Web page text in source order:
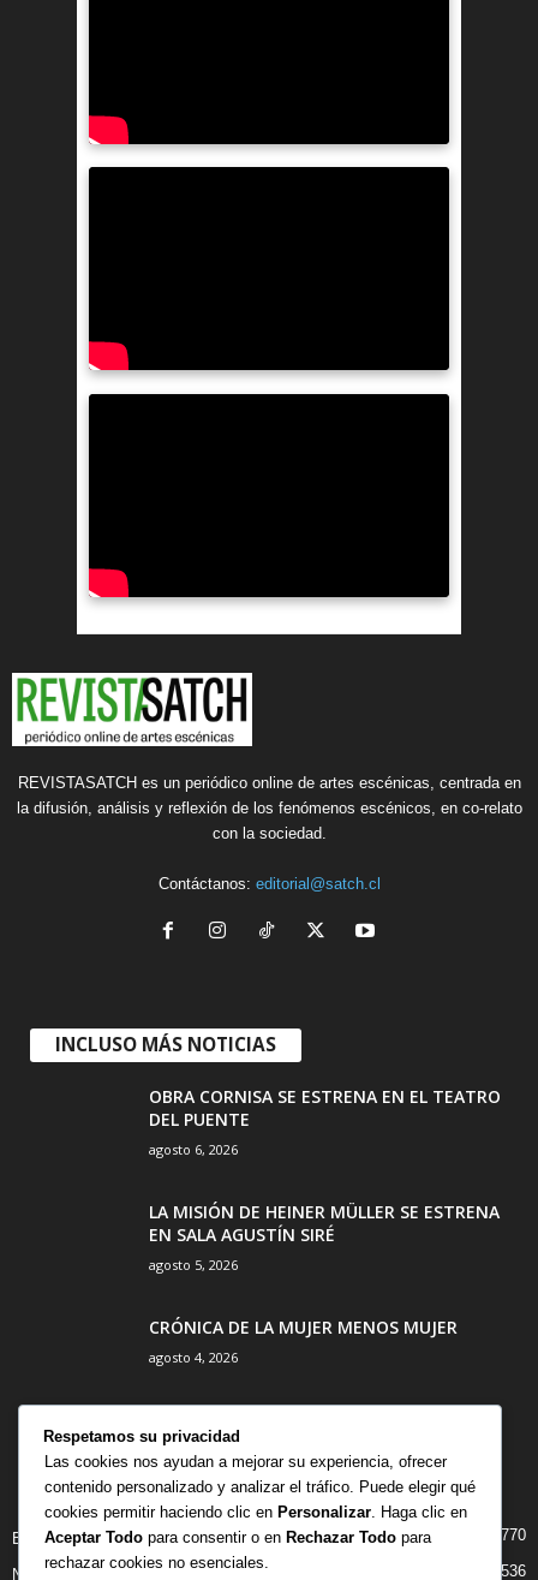
REVISTASATCH es un periódico online de artes escénicas, centrada en
la difusión, análisis y reflexión de los fenómenos escénicos, en co-relato
con la sociedad.
Contáctanos: editorial@satch.cl
INCLUSO MÁS NOTICIAS
OBRA CORNISA SE ESTRENA EN EL TEATRO
DEL PUENTE
agosto 6, 2026
LA MISIÓN DE HEINER MÜLLER SE ESTRENA
EN SALA AGUSTÍN SIRÉ
agosto 5, 2026
CRÓNICA DE LA MUJER MENOS MUJER
agosto 4, 2026
CATEGORÍA POPULAR
BIBLIOTECA 770
NOTICIAS 536
Respetamos su privacidad
Las cookies nos ayudan a mejorar su experiencia, ofrecer
contenido personalizado y analizar el tráfico. Puede elegir qué
cookies permitir haciendo clic en Personalizar . Haga clic en
Aceptar Todo para consentir o en Rechazar Todo para
rechazar cookies no esenciales.